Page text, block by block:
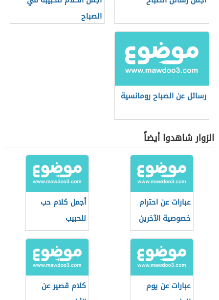
الصباح
رسائل عن الصباح رومانسية
الزوار شاهدوا أيضاً
عبارات عن احترام
خصوصية الآخرين
أجمل كلام حب
للحبيب
عبارات عن يوم
كلام قصير عن